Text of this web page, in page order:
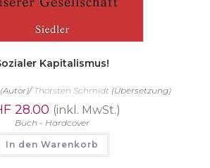
Kapitalismus!
(Autor)/Thorsten Schmidt (Übersetzung)
28.00 (inkl. MwSt.)
Buch - Hardcover
In den Warenkorb